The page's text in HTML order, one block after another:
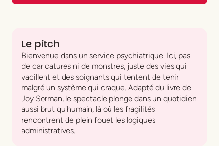
Le pitch
Bienvenue dans un service psychiatrique. Ici, pas
de caricatures ni de monstres, juste des vies qui
vacillent et des soignants qui tentent de tenir
malgré un système qui craque. Adapté du livre de
Joy Sorman, le spectacle plonge dans un quotidien
aussi brut qu’humain, là où les fragilités
rencontrent de plein fouet les logiques
administratives.